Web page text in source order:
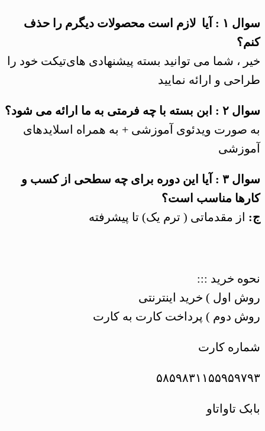
سوال ۱ : آیا لازم است محصولات دیگرم را حذف
کنم؟
خیر ، شما می توانید بسته پیشنهادی های‌تیکت خود را
طراحی و ارائه نمایید
سوال ۲ : ابن بسته با چه فرمتی به ما ارائه می شود؟
به صورت ویدئوی آموزشی + به همراه اسلایدهای
آموزشی
سوال ۳ : آیا این دوره برای چه سطحی از کسب و
کارها مناسب است؟
ج: از مقدماتی ( ترم یک) تا پیشرفته
نحوه خرید :::
روش اول ) خرید اینترنتی
روش دوم ) پرداخت کارت به کارت
شماره کارت
۵۸۵۹۸۳۱۱۵۵۹۵۹۷۹۳
بابک تاواتاو